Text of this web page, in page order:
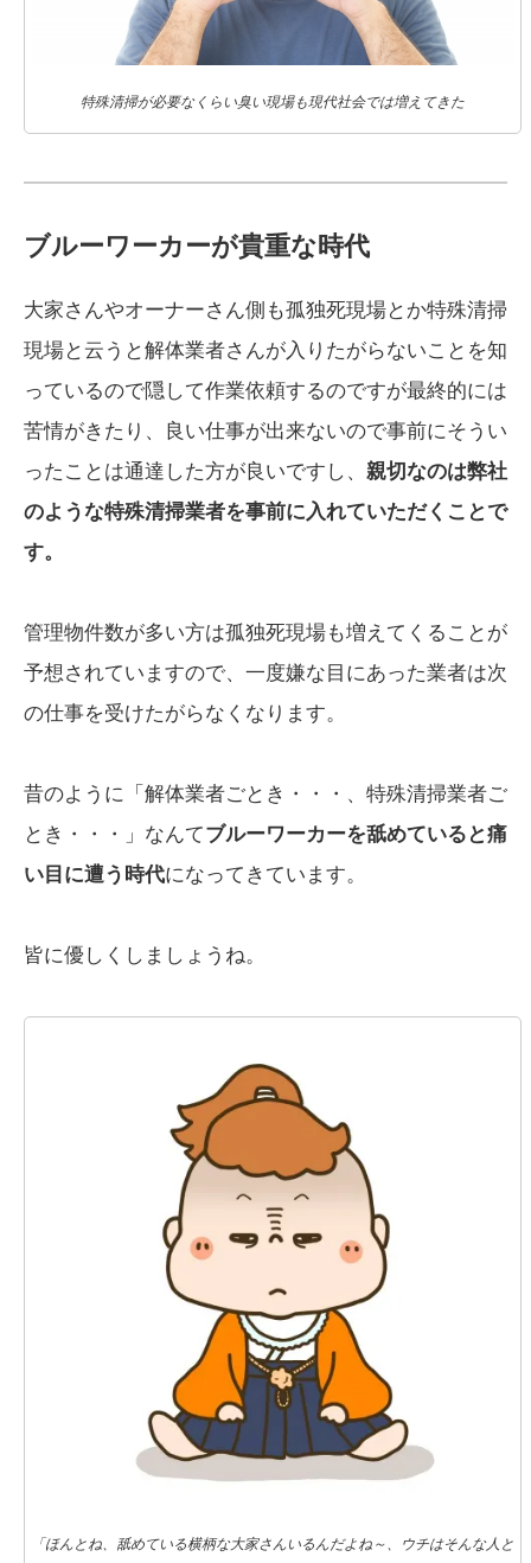
特殊清掃が必要なくらい臭い現場も現代社会では増えてきた
ブルーワーカーが貴重な時代
大家さんやオーナーさん側も孤独死現場とか特殊清掃
現場と云うと解体業者さんが入りたがらないことを知
っているので隠して作業依頼するのですが最終的には
苦情がきたり、良い仕事が出来ないので事前にそうい
ったことは通達した方が良いですし、 親切なのは弊社
のような特殊清掃業者を事前に入れていただくことで
す。
管理物件数が多い方は孤独死現場も増えてくることが
予想されていますので、一度嫌な目にあった業者は次
の仕事を受けたがらなくなります。
昔のように「解体業者ごとき・・・、特殊清掃業者ご
とき・・・」なんてブルーワーカーを舐めていると痛
い目に遭う時代になってきています。
皆に優しくしましょうね。
「ほんとね、舐めている横柄な大家さんいるんだよね～、ウチはそんな人と